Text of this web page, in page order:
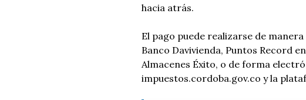
hacia atrás.
El pago puede realizarse de
Banco Davivienda, Puntos Record
Almacenes Éxito, o de forma
impuestos.cordoba.gov.co y la